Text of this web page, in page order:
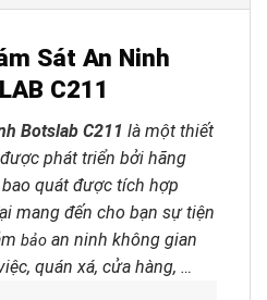
Sát An Ninh
C211
Botslab C211 là một thiết
phát triển bởi hãng
quát được tích hợp
mang đến cho bạn sự tiện
bảo an ninh không gian
quán xá, cửa hàng, …